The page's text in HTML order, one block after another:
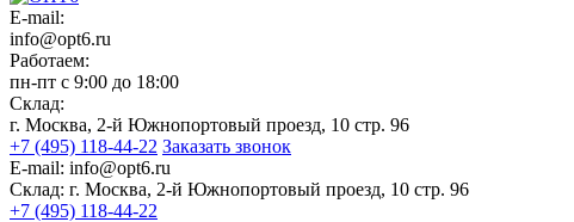
E-mail:
info@opt6.ru
Работаем:
пн-пт с 9:00 до 18:00
Склад:
г. Москва, 2-й Южнопортовый проезд, 10 стр. 96
+7 (495) 118-44-22 Заказать звонок
E-mail: info@opt6.ru
Склад: г. Москва, 2-й Южнопортовый проезд, 10 стр. 96
+7 (495) 118-44-22